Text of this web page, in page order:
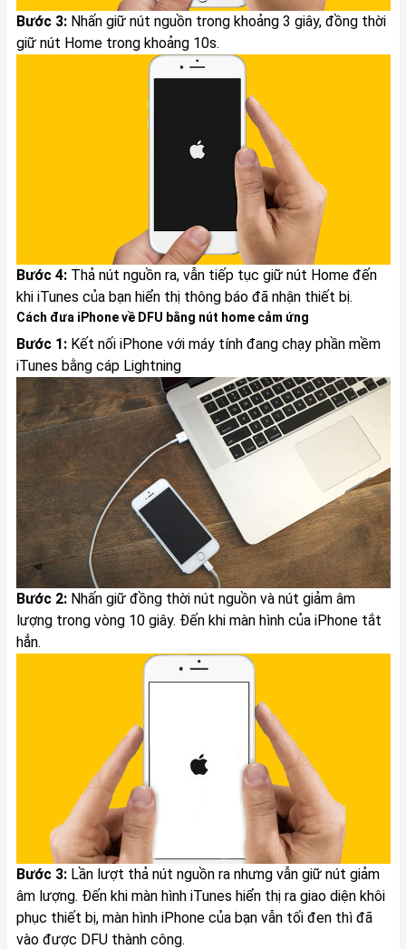
Bước 3: Nhấn giữ nút nguồn trong khoảng 3 giây, đồng thời
giữ nút Home trong khoảng 10s.
Bước 4: Thả nút nguồn ra, vẫn tiếp tục giữ nút Home đến
khi iTunes của bạn hiển thị thông báo đã nhận thiết bị.
Cách đưa iPhone về DFU bằng nút home cảm ứng
Bước 1:Kết nối iPhone với máy tính đang chạy phần mềm
iTunes bằng cáp Lightning
Bước 2: Nhấn giữ đồng thời nút nguồn và nút giảm âm
lượng trong vòng 10 giây. Đến khi màn hình của iPhone tắt
hẳn.
Bước 3: Lần lượt thả nút nguồn ra nhưng vẫn giữ nút giảm
âm lượng. Đến khi màn hình iTunes hiển thị ra giao diện khôi
phục thiết bị, màn hình iPhone của bạn vẫn tối đen thì đã
vào được DFU thành công.